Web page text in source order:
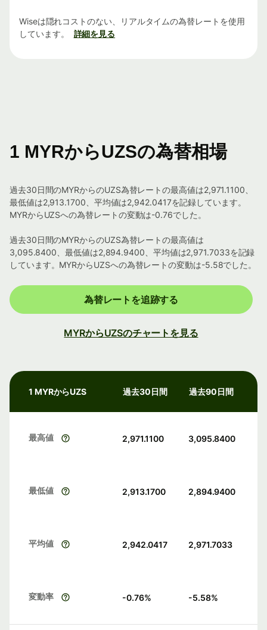
Wiseは隠れコストのない、リアルタイムの為替レートを使用
しています。
詳細を見る
1 MYRからUZSの為替相場
過去30日間のMYRからのUZS為替レートの最高値は2,971.1100、
最低値は2,913.1700、平均値は2,942.0417を記録しています。
MYRからUZSへの為替レートの変動は-0.76でした。
過去30日間のMYRからのUZS為替レートの最高値は
3,095.8400、最低値は2,894.9400、平均値は2,971.7033を記録
しています。MYRからUZSへの為替レートの変動は-5.58でした。
為替レートを追跡する
MYRからUZSのチャートを見る
1 MYRからUZS 過去30日間 過去90日間
最高値 2,971.1100 3,095.8400
最低値 2,913.1700 2,894.9400
平均値 2,942.0417 2,971.7033
変動率 -0.76% -5.58%